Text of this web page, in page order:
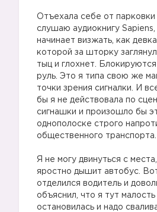
Отъехала себе от парковки
слушаю аудиокнигу
начинает визжать, как
которой за шторку
тыц и глохнет. Блокируются
руль. Это я типа свою же
точки зрения сигналки. И
бы я не действовала по
сигнашки и произошло бы
однополоске строго
общественного транспорта.
Я не могу двинуться с
яростно дышит автобус.
отделился водитель и
объяснил, что я тут
остановилась и надо